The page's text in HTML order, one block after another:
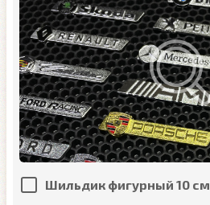
Шильдик фигурный 10 см